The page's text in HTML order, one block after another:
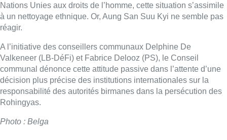
Nations Unies aux droits de l’homme, cette situation s’assimile
à un nettoyage ethnique. Or, Aung San Suu Kyi ne semble pas
réagir.
A l’initiative des conseillers communaux Delphine De
Valkeneer (LB-DéFi) et Fabrice Delooz (PS), le Conseil
communal dénonce cette attitude passive dans l’attente d’une
décision plus précise des institutions internationales sur la
responsabilité des autorités birmanes dans la persécution des
Rohingyas.
Photo : Belga